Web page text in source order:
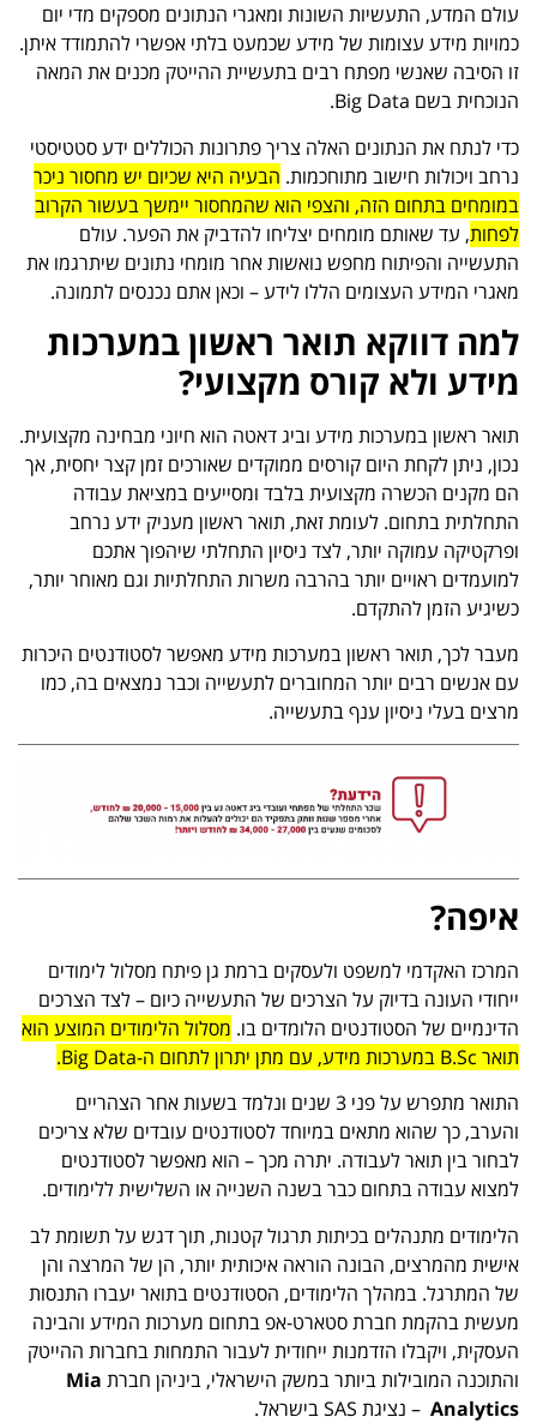
עולם המדע, התעשיות השונות ומאגרי הנתונים מספקים מדי יום
כמויות מידע עצומות של מידע שכמעט בלתי אפשרי להתמודד איתן.
זו הסיבה שאנשי מפתח רבים בתעשיית ההייטק מכנים את המאה
הנוכחית בשם Big Data.
כדי לנתח את הנתונים האלה צריך פתרונות הכוללים ידע סטטיסטי
נרחב ויכולות חישוב מתוחכמות. הבעיה היא שכיום יש מחסור ניכר
במומחים בתחום הזה, והצפי הוא שהמחסור יימשך בעשור הקרוב
לפחות, עד שאותם מומחים יצליחו להדביק את הפער. עולם
התעשייה והפיתוח מחפש נואשות אחר מומחי נתונים שיתרגמו את
מאגרי המידע העצומים הללו לידע – וכאן אתם נכנסים לתמונה.
למה דווקא תואר ראשון במערכות
מידע ולא קורס מקצועי?
תואר ראשון במערכות מידע וביג דאטה הוא חיוני מבחינה מקצועית.
נכון, ניתן לקחת היום קורסים ממוקדים שאורכים זמן קצר יחסית, אך
הם מקנים הכשרה מקצועית בלבד ומסייעים במציאת עבודה
התחלתית בתחום. לעומת זאת, תואר ראשון מעניק ידע נרחב
ופרקטיקה עמוקה יותר, לצד ניסיון התחלתי שיהפוך אתכם
למועמדים ראויים יותר בהרבה משרות התחלתיות וגם מאוחר יותר,
כשיגיע הזמן להתקדם.
מעבר לכך, תואר ראשון במערכות מידע מאפשר לסטודנטים היכרות
עם אנשים רבים יותר המחוברים לתעשייה וכבר נמצאים בה, כמו
מרצים בעלי ניסיון ענף בתעשייה.
איפה?
המרכז האקדמי למשפט ולעסקים ברמת גן פיתח מסלול לימודים
ייחודי העונה בדיוק על הצרכים של התעשייה כיום – לצד הצרכים
הדינמיים של הסטודנטים הלומדים בו. מסלול הלימודים המוצע הוא
תואר B.Sc במערכות מידע, עם מתן יתרון לתחום ה-Big Data.
התואר מתפרש על פני 3 שנים ונלמד בשעות אחר הצהריים
והערב, כך שהוא מתאים במיוחד לסטודנטים עובדים שלא צריכים
לבחור בין תואר לעבודה. יתרה מכך – הוא מאפשר לסטודנטים
למצוא עבודה בתחום כבר בשנה השנייה או השלישית ללימודים.
הלימודים מתנהלים בכיתות תרגול קטנות, תוך דגש על תשומת לב
אישית מהמרצים, הבונה הוראה איכותית יותר, הן של המרצה והן
של המתרגל. במהלך הלימודים, הסטודנטים בתואר יעברו התנסות
מעשית בהקמת חברת סטארט-אפ בתחום מערכות המידע והבינה
העסקית, ויקבלו הזדמנות ייחודית לעבור התמחות בחברות ההייטק
והתוכנה המובילות ביותר במשק הישראלי, ביניהן חברת Mia
Analytics – נציגת SAS בישראל.